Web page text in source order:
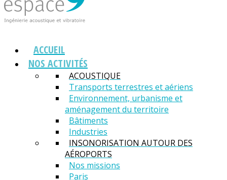
ACCUEIL
NOS ACTIVITÉS
ACOUSTIQUE
Transports terrestres et aériens
Environnement, urbanisme et
aménagement du territoire
Bâtiments
Industries
INSONORISATION AUTOUR DES
AÉROPORTS
Nos missions
Paris